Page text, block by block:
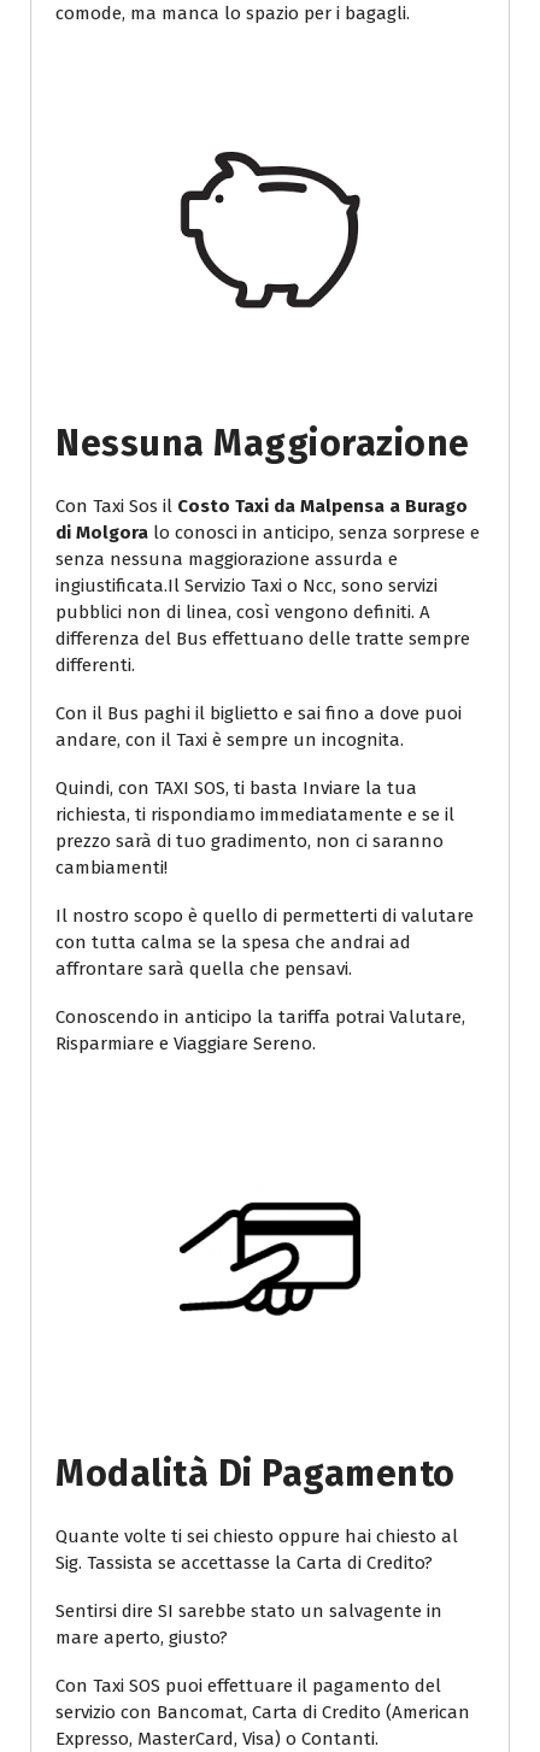
comode, ma manca lo spazio per i bagagli.
Nessuna Maggiorazione
Con Taxi Sos il Costo Taxi da Malpensa a Burago
di Molgora lo conosci in anticipo, senza sorprese e
senza nessuna maggiorazione assurda e
ingiustificata.Il Servizio Taxi o Ncc, sono servizi
pubblici non di linea, così vengono definiti. A
differenza del Bus effettuano delle tratte sempre
differenti.
Con il Bus paghi il biglietto e sai fino a dove puoi
andare, con il Taxi è sempre un incognita.
Quindi, con TAXI SOS, ti basta Inviare la tua
richiesta, ti rispondiamo immediatamente e se il
prezzo sarà di tuo gradimento, non ci saranno
cambiamenti!
Il nostro scopo è quello di permetterti di valutare
con tutta calma se la spesa che andrai ad
affrontare sarà quella che pensavi.
Conoscendo in anticipo la tariffa potrai Valutare,
Risparmiare e Viaggiare Sereno.
Modalità Di Pagamento
Quante volte ti sei chiesto oppure hai chiesto al
Sig. Tassista se accettasse la Carta di Credito?
Sentirsi dire SI sarebbe stato un salvagente in
mare aperto, giusto?
Con Taxi SOS puoi effettuare il pagamento del
servizio con Bancomat, Carta di Credito (American
Expresso, MasterCard, Visa) o Contanti.